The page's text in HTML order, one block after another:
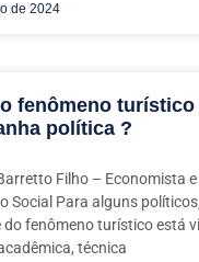
de 2024
fenômeno turístico
política ?
Filho – Economista e
Social Para alguns
do fenômeno turístico está
técnica